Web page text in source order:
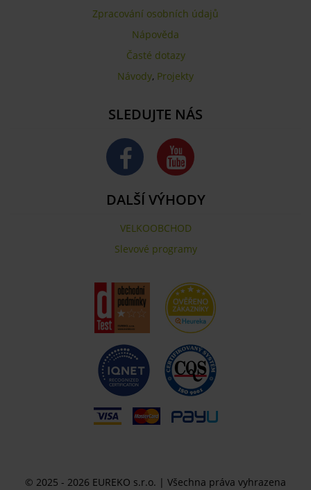
Zpracování osobních údajů
Nápověda
Časté dotazy
Návody, Projekty
SLEDUJTE NÁS
DALŠÍ VÝHODY
VELKOOBCHOD
Slevové programy
© 2025 - 2026 EUREKO s.r.o. | Všechna práva vyhrazena